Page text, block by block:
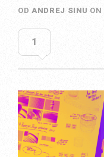
OD ANDREJ SINU ON
1